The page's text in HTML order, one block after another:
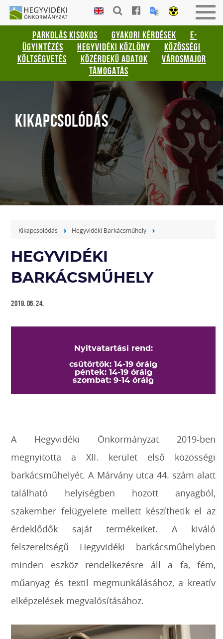
Gyorsbillentyűk
listája
Keresés:
"S"
Bejelentkezés:
be-
HEGYVIDÉKI
ÖNKORMÁNYZAT
PARKOLÁS KISOKOS GYAKORI KÉRDÉSEK
E-
ÜGYINTÉZÉS
HEGYVIDÉKI KÖZLÖNY
KÖZÖSSÉGI
KÖLTSÉGVETÉS
KÖZÉRDEKŰ ADATOK
VÁROSMAJOR
TÁMOGATÁS
KIKAPCSOLÓDÁS
Kikapcsolódás Hegyvidéki Barkácsműhely
HEGYVIDÉKI
BARKÁCSMŰHELY
2019. 06. 24.
Nyitvatartási rend:
csütörtök: 14-19 óráig
péntek: 14-19 óráig
szombat: 9-14 óráig
A Hegyvidéki Önkormányzat 2019-ben
megnyitotta a XII. kerület első közösségi
barkácsműhelyét. A Márvány utca 44. szám alatt
található helyiségben hozott anyagból,
szakember felügyelete mellett készíthetik el az
érdeklődők saját termékeiket. A kiváló
felszereltségű Hegyvidéki barkácsműhelyben
minden eszköz rendelkezésre áll a fa, fém,
műanyag és textil megmunkálásához, a kreatív
elképzelések megvalósításához.